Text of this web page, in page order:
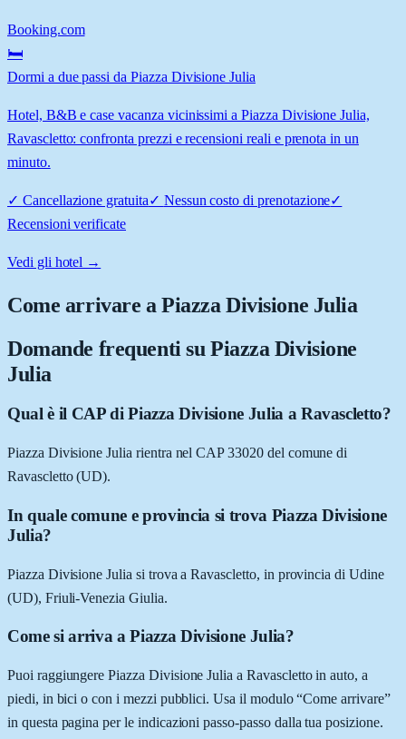
Booking.com
🛏️
Dormi a due passi da Piazza Divisione Julia
Hotel, B&B e case vacanza vicinissimi a Piazza Divisione Julia,
Ravascletto: confronta prezzi e recensioni reali e prenota in un
minuto.
✓ Cancellazione gratuita✓ Nessun costo di prenotazione✓
Recensioni verificate
Vedi gli hotel →
Come arrivare aPiazza Divisione Julia
Domande frequenti su Piazza Divisione
Julia
Qual è il CAP di Piazza Divisione Julia a Ravascletto?
Piazza Divisione Julia rientra nel CAP 33020 del comune di
Ravascletto (UD).
In quale comune e provincia si trova Piazza Divisione
Julia?
Piazza Divisione Julia si trova a Ravascletto, in provincia di Udine
(UD), Friuli-Venezia Giulia.
Come si arriva a Piazza Divisione Julia?
Puoi raggiungere Piazza Divisione Julia a Ravascletto in auto, a
piedi, in bici o con i mezzi pubblici. Usa il modulo “Come arrivare”
in questa pagina per le indicazioni passo-passo dalla tua posizione.